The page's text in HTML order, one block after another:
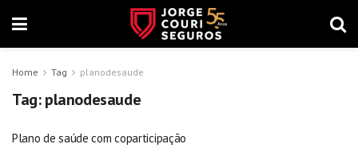
Home Tag planodesaude
Tag:planodesaude
Plano de saúde com coparticipação